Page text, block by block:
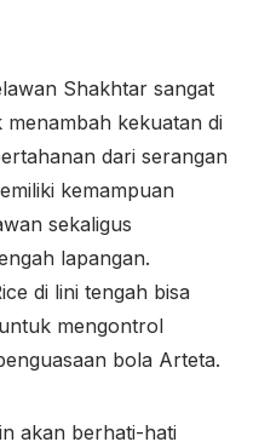
Shakhtar sangat
kekuatan di
dari serangan
kemampuan
sekaligus
lapangan.
di lini tengah bisa
mengontrol
bola Arteta.
akan berhati-hati